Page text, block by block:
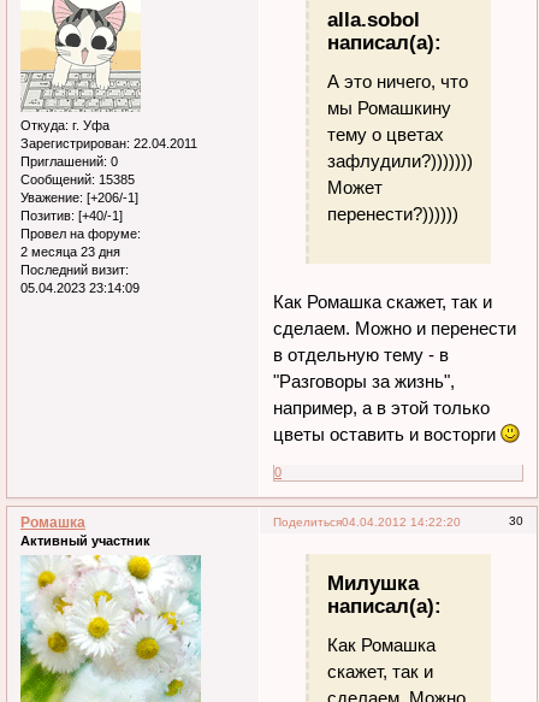
Откуда: г. Уфа
Зарегистрирован: 22.04.2011
Приглашений: 0
Сообщений: 15385
Уважение: [+206/-1]
Позитив: [+40/-1]
Провел на форуме:
2 месяца 23 дня
Последний визит:
05.04.2023 23:14:09
alla.sobol
написал(а):
А это ничего, что
мы Ромашкину
тему о цветах
зафлудили?)))))))
Может
перенести?))))))
Как Ромашка скажет, так и
сделаем. Можно и перенести
в отдельную тему - в
"Разговоры за жизнь",
например, а в этой только
цветы оставить и восторги
0
Поделиться 30
04.04.2012 14:22:20
Ромашка
Активный участник
Милушка
написал(а):
Как Ромашка
скажет, так и
сделаем. Можно